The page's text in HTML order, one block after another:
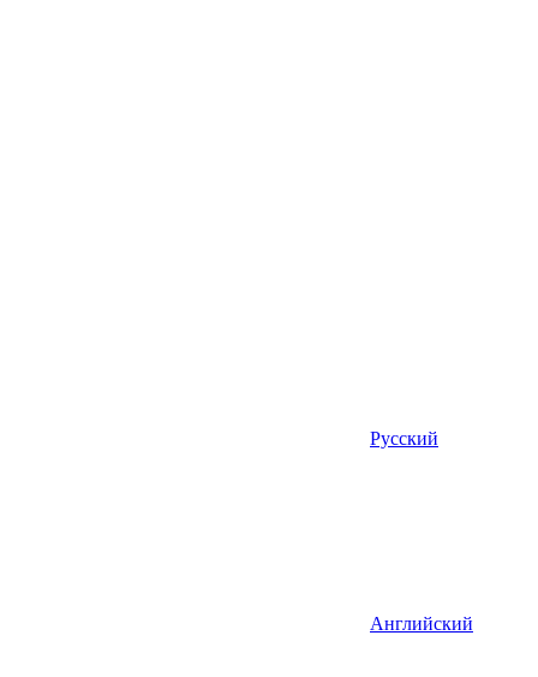
Русский
Английский